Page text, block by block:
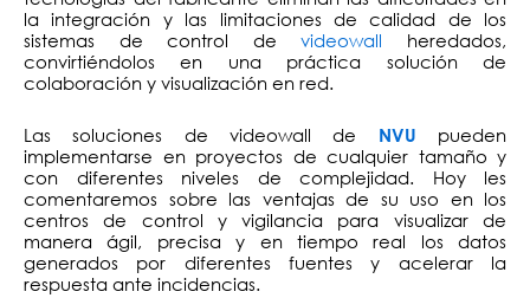
la integración y las limitaciones de calidad de los
sistemas de control devideowall heredados,
convirtiéndolos en una práctica solución de
colaboración y visualización en red.
Las soluciones de videowall de NVU pueden
implementarse en proyectos de cualquier tamaño y
con diferentes niveles de complejidad. Hoy les
comentaremos sobre las ventajas de su uso en los
centros de control y vigilancia para visualizar de
manera ágil, precisa y en tiempo real los datos
generados por diferentes fuentes y acelerar la
respuesta ante incidencias.